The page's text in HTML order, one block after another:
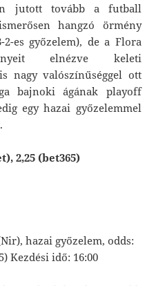
jutott tovább a futball
hangzó örmény
es győzelem), de a Flora
elnézve keleti
nagy valószínűséggel ott
bajnoki ágának playoff
egy hazai győzelemmel
2,25 (bet365)
hazai győzelem, odds:
Kezdési idő: 16:00